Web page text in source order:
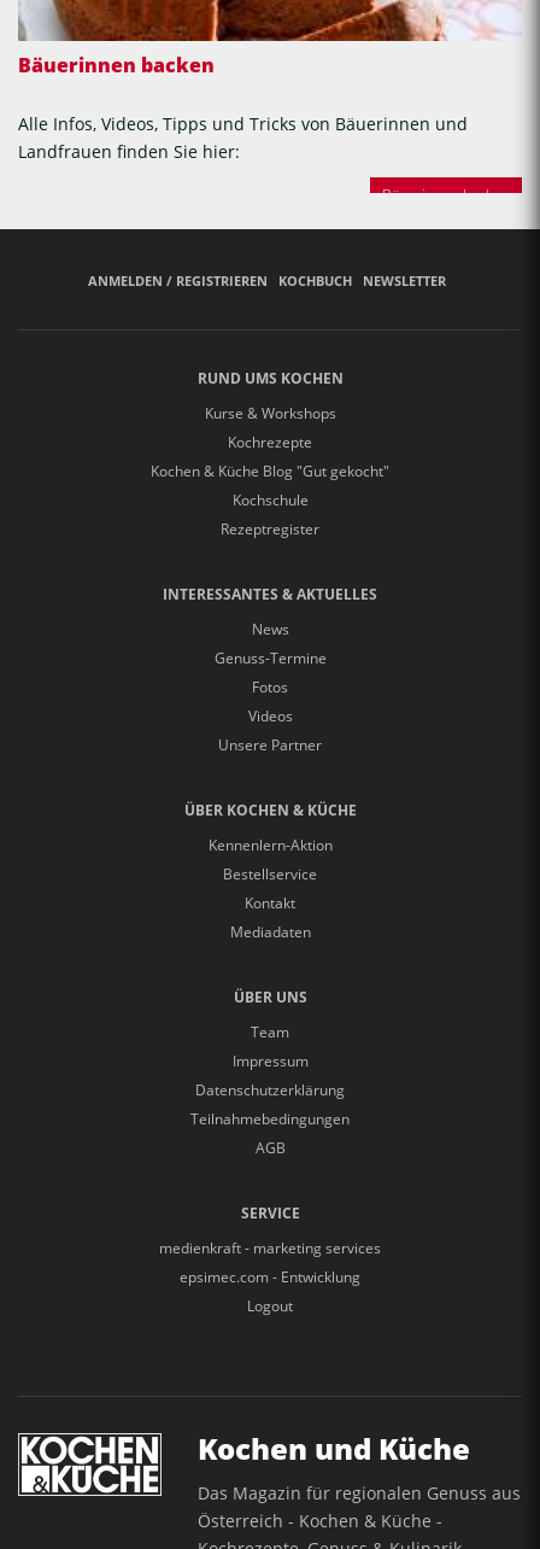
Bäuerinnen backen
Alle Infos, Videos, Tipps und Tricks von Bäuerinnen und
Landfrauen finden Sie hier:
Bäuerinnen backen
ANMELDEN / REGISTRIEREN KOCHBUCH NEWSLETTER
RUND UMS KOCHEN
Kurse & Workshops
Kochrezepte
Kochen & Küche Blog "Gut gekocht"
Kochschule
Rezeptregister
INTERESSANTES & AKTUELLES
News
Genuss-Termine
Fotos
Videos
Unsere Partner
ÜBER KOCHEN & KÜCHE
Kennenlern-Aktion
Bestellservice
Kontakt
Mediadaten
ÜBER UNS
Team
Impressum
Datenschutzerklärung
Teilnahmebedingungen
AGB
SERVICE
medienkraft - marketing services
epsimec.com - Entwicklung
Logout
Kochen und Küche
Das Magazin für regionalen Genuss aus
Österreich - Kochen & Küche -